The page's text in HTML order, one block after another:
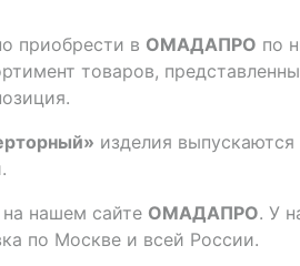
приобрести в ОМАДАПРО по
товаров,
изделия
на нашем сайте ОМАДАПРО. У
по Москве и всей России.